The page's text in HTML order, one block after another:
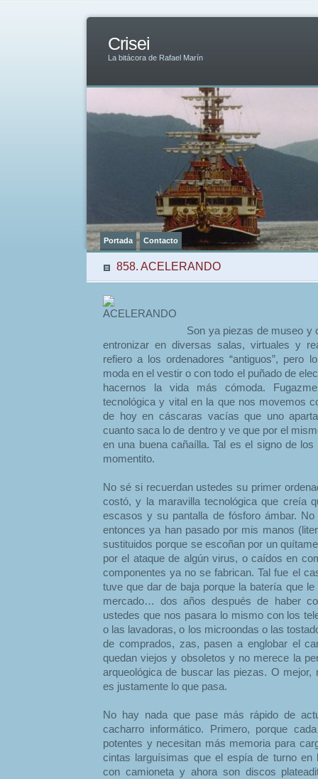
Crisei
La bitácora de Rafael Marín
Portada Contacto
858. ACELERANDO
Son ya piezas de museo y
entronizar en diversas salas, virtuales y
refiero a los ordenadores “antiguos”, pero
moda en el vestir o con todo el puñado de
hacernos la vida más cómoda.
tecnológica y vital en la que nos movemos
de hoy en cáscaras vacías que uno
cuanto saca lo de dentro y ve que por el
en una buena cañaílla. Tal es el signo de
momentito.
No sé si recuerdan ustedes su primer
costó, y la maravilla tecnológica que creía
escasos y su pantalla de fósforo ámbar.
entonces ya han pasado por mis manos
sustituidos porque se escoñan por un
por el ataque de algún virus, o caídos en
componentes ya no se fabrican. Tal fue el
tuve que dar de baja porque la batería que
mercado… dos años después de haber
ustedes que nos pasara lo mismo con los
o las lavadoras, o los microondas o las
de comprados, zas, pasen a englobar el
quedan viejos y obsoletos y no merece la
arqueológica de buscar las piezas. O mejor,
es justamente lo que pasa.
No hay nada que pase más rápido de
cacharro informático. Primero, porque
potentes y necesitan más memoria para
cintas larguísimas que el espía de turno en
con camioneta y ahora son discos